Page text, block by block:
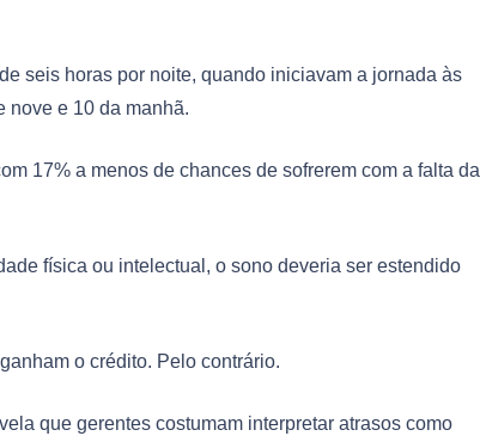
seis horas por noite, quando iniciavam a jornada às
nove e 10 da manhã.
17% a menos de chances de sofrerem com a falta da
física ou intelectual, o sono deveria ser estendido
o crédito. Pelo contrário.
que gerentes costumam interpretar atrasos como